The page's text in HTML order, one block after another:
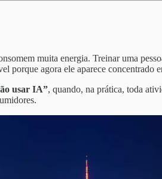
muita energia. Treinar uma
porque agora ele aparece concentrado
usar IA”, quando, na prática, toda